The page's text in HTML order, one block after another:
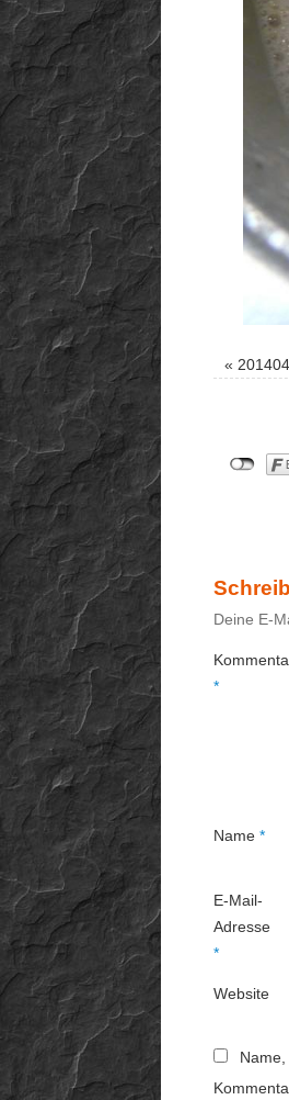
«
Deine E-
*
Name *
E-Mail-
Adresse
*
Website